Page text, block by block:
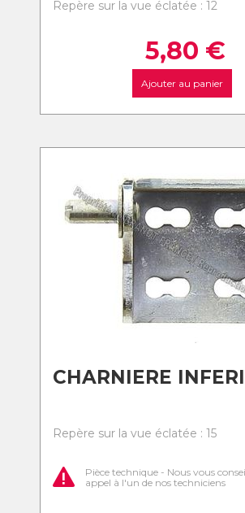
Repère sur la vue éclatée : 12
5,80 €
Ajouter au panier
CHARNIERE
Repère sur la vue éclatée : 15
Pièce technique - Nous vous
appel à l'un de nos techniciens